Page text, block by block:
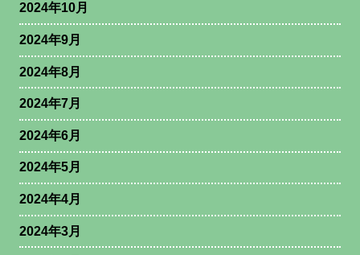
2024年10月
2024年9月
2024年8月
2024年7月
2024年6月
2024年5月
2024年4月
2024年3月